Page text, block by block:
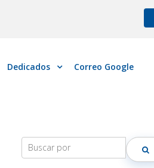
Dedicados Correo Google
Search
for: